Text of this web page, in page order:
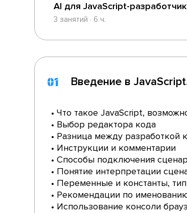
AI для JavaScript-
3 занятий · 6 ч.
01 Введение в
• Что такое JavaScript,
• Выбор редактора кода
• Разница между разработкой
• Инструкции и комментарии
• Способы подключения
• Понятие интерпретации
• Переменные и константы,
• Рекомендации по
• Использование консоли